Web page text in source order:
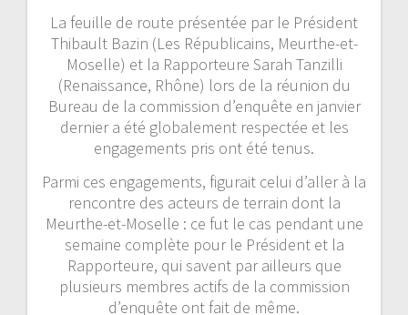
La feuille de route présentée par le Président
Thibault Bazin (Les Républicains, Meurthe-et-
Moselle) et la Rapporteure Sarah Tanzilli
(Renaissance, Rhône) lors de la réunion du
Bureau de la commission d’enquête en janvier
dernier a été globalement respectée et les
engagements pris ont été tenus.
Parmi ces engagements, figurait celui d’aller à la
rencontre des acteurs de terrain dont la
Meurthe-et-Moselle : ce fut le cas pendant une
semaine complète pour le Président et la
Rapporteure, qui savent par ailleurs que
plusieurs membres actifs de la commission
d’enquête ont fait de même.